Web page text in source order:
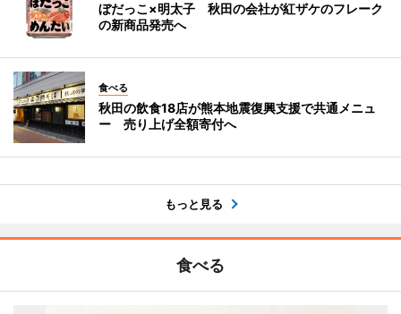
ぼだっこ×明太子 秋田の会社が紅ザケのフレーク
の新商品発売へ
食べる
秋田の飲食18店が熊本地震復興支援で共通メニュ
ー 売り上げ全額寄付へ
もっと見る
食べる